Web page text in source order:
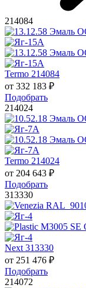
214084
Termo 214084
от 332 183 ₽
Подобрать
214024
Termo 214024
от 204 643 ₽
Подобрать
313330
Next 313330
от 251 476 ₽
Подобрать
214072